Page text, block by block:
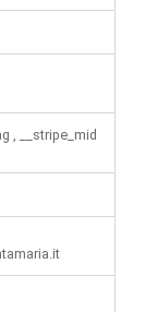
,
__stripe_mid